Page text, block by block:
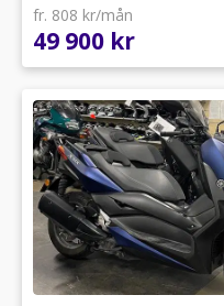
fr. 808 kr/mån
49 900 kr